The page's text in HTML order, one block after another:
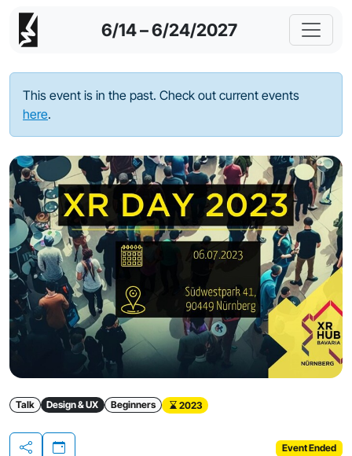
6/14 – 6/24/2027
This event is in the past. Check out current events
here.
Talk Design & UX Beginners 2023
Event Ended